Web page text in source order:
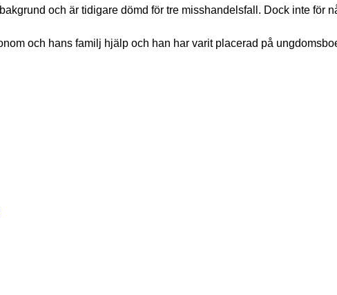
och är tidigare dömd för tre misshandelsfall. Dock inte för
och hans familj hjälp och han har varit placerad på